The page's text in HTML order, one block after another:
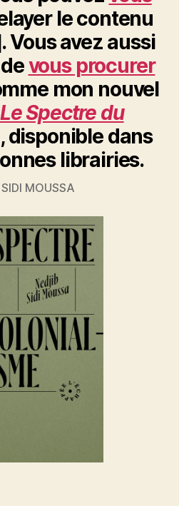
le contenu
vous procurer
mon nouvel
Le Spectre du
, disponible dans
librairies.
MOUSSA